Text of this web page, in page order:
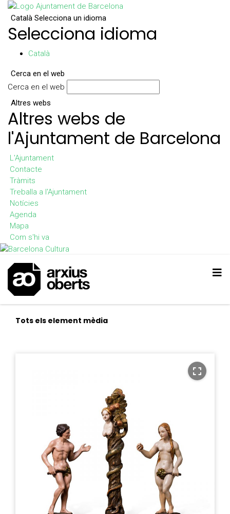
Català Selecciona un idioma
Selecciona idioma
Català
Cerca en el web
Cerca en el web
Altres webs
Altres webs de
l'Ajuntament de Barcelona
L'Ajuntament
Contacte
Tràmits
Treballa a l'Ajuntament
Notícies
Agenda
Mapa
Com s'hi va
Tots els element mèdia